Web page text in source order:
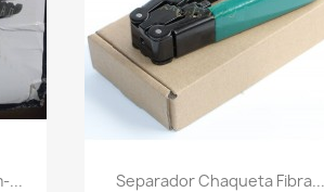
... Vista rápida
Separador Chaqueta Fibra...